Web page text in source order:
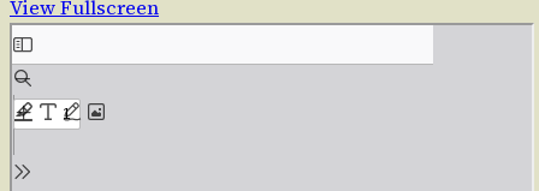
View Fullscreen